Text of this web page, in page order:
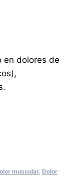
en dolores de
muscular, Dolor